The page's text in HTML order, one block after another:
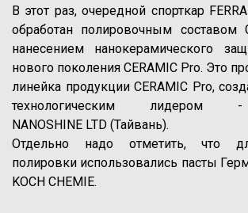
В этот раз, очередной спорткар
обработан полировочным составом
нанесением нанокерамического
нового поколения CERAMIC Pro. Это
линейка продукции CERAMIC Pro,
технологическим лидером
NANOSHINE LTD (Тайвань).
Отдельно надо отметить, что
полировки использовались пасты
KOCH CHEMIE.